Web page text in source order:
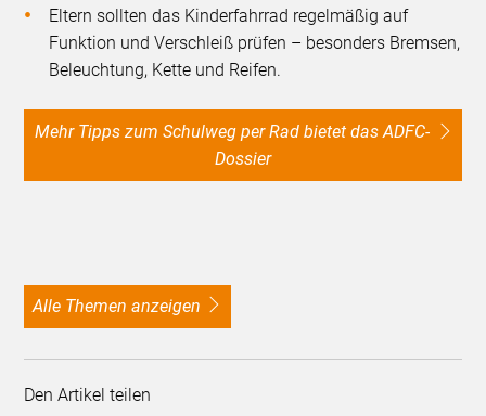
Eltern sollten das Kinderfahrrad regelmäßig auf
Funktion und Verschleiß prüfen – besonders Bremsen,
Beleuchtung, Kette und Reifen.
Mehr Tipps zum Schulweg per Rad bietet das ADFC-
Dossier
alle Themen anzeigen
Den Artikel teilen